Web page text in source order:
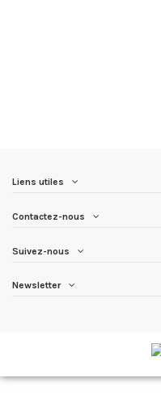
Liens utiles
Contactez-nous
Suivez-nous
Newsletter